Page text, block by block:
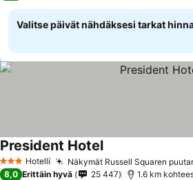
Valitse päivät nähdäksesi tarkat
3 Tähtiluokitus
Hotelli Näkymät Russell Squaren
President Hotel
8,0 Erittäin hyvä 25 447 1.6 km